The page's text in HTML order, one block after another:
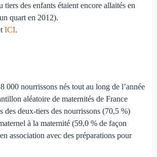
des enfants étaient encore allaités en
quart en 2012).
ICI.
000 nourrissons nés tout au long de l’année
aléatoire de maternités de France
des deux-tiers des nourrissons (70,5 %)
à la maternité (59,0 % de façon
association avec des préparations pour